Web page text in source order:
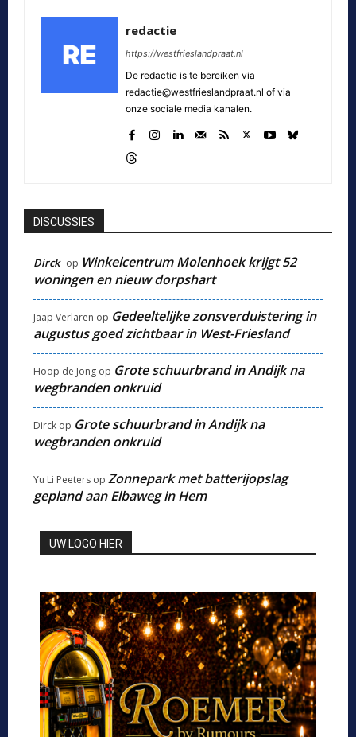
redactie
https://westfrieslandpraat.nl
De redactie is te bereiken via
redactie@westfrieslandpraat.nl of via
onze sociale media kanalen.
DISCUSSIES
Dirck op Winkelcentrum Molenhoek krijgt 52
woningen en nieuw dorpshart
Jaap Verlaren op Gedeeltelijke zonsverduistering in
augustus goed zichtbaar in West-Friesland
Hoop de Jong op Grote schuurbrand in Andijk na
wegbranden onkruid
Dirck op Grote schuurbrand in Andijk na
wegbranden onkruid
Yu Li Peeters op Zonnepark met batterijopslag
gepland aan Elbaweg in Hem
UW LOGO HIER